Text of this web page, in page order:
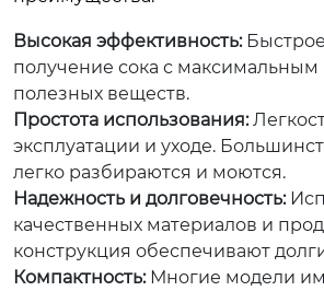
Высокая эффективность:
получение сока с
полезных веществ.
Простота использования:
эксплуатации и уходе.
легко разбираются и моются.
Надежность и долговечность:
качественных материалов и
конструкция обеспечивают
Компактность:Многие модели